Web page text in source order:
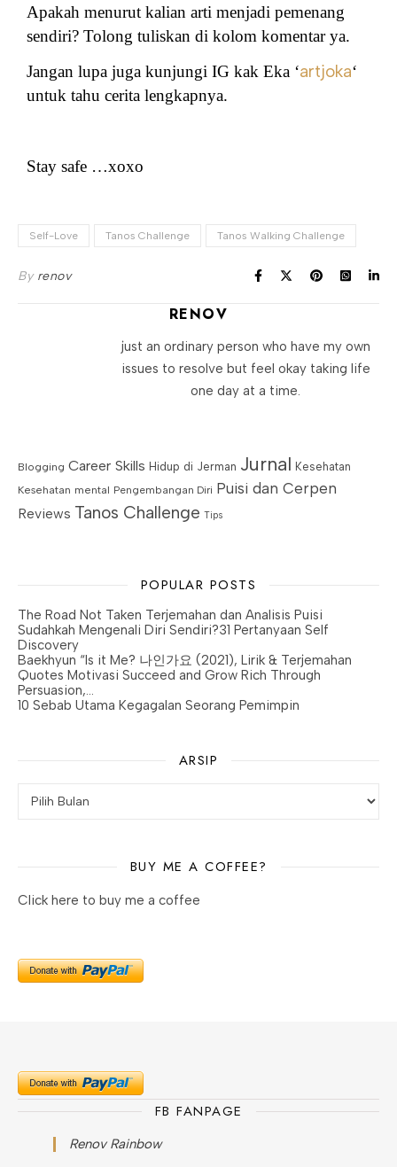
Apakah menurut kalian arti menjadi pemenang
sendiri? Tolong tuliskan di kolom komentar ya.
Jangan lupa juga kunjungi IG kak Eka ‘artjoka‘
untuk tahu cerita lengkapnya.
Stay safe …xoxo
Self-Love Tanos Challenge Tanos Walking Challenge
By renov
RENOV
just an ordinary person who have my own
issues to resolve but feel okay taking life
one day at a time.
Blogging Career Skills Hidup di Jerman Jurnal Kesehatan
Kesehatan mental Pengembangan Diri Puisi dan Cerpen
Reviews Tanos Challenge Tips
POPULAR POSTS
The Road Not Taken Terjemahan dan Analisis Puisi
Sudahkah Mengenali Diri Sendiri?31 Pertanyaan Self
Discovery
Baekhyun “Is it Me? 나인가요 (2021), Lirik & Terjemahan
Quotes Motivasi Succeed and Grow Rich Through
Persuasion,…
10 Sebab Utama Kegagalan Seorang Pemimpin
ARSIP
BUY ME A COFFEE?
Click here to buy me a coffee
FB FANPAGE
Renov Rainbow